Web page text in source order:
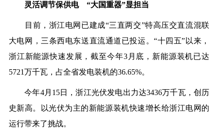
灵活调节保供电 “大国重器”显担当
目前， 浙江电网已建成“三直两交”特高压交直流混联
大电网，三条西电东送直流通道已投运。“十四五”以来，
浙江新能源快速发展，截至今年3月底，新能源装机已达
5721万千瓦，占全省发电装机的36.65%。
今年4月15日，浙江光伏发电出力达3436万千瓦，创历
史新高。以光伏为主的新能源装机快速增长给浙江电网的
运行带来了挑战。